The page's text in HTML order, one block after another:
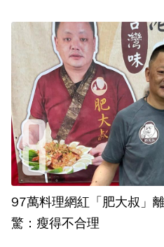
97萬料理網紅「肥大叔」
驚：瘦得不合理